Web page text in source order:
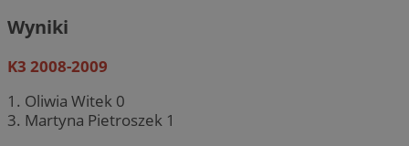
Wyniki
K3 2008-2009
1. Oliwia Witek 0
3. Martyna Pietroszek 1